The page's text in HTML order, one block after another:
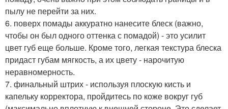
пылу не перейти за них.
6. поверх помады аккуратно нанесите блеск (важно,
чтобы он был одного оттенка с помадой) - это усилит
цвет губ еще больше. Кроме того, легкая текстура блеска
придаст губам мягкость, а их цвету - нарочитую
неравномерность.
7. финальный штрих - используя плоскую кисть и
капельку корректора, пройдитесь по коже вокруг губ